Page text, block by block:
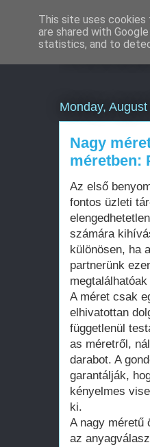
Monday,
Nagy
méretben:
Az első
fontos üzleti
számára
különösen, ha
partnerünk
A méret csak
elhivatottan
függetlenül
as méretről,
darabot. A
garantálják,
kényelmes
ki.
A nagy méretű
az
This site uses
are shared with
statistics, and to